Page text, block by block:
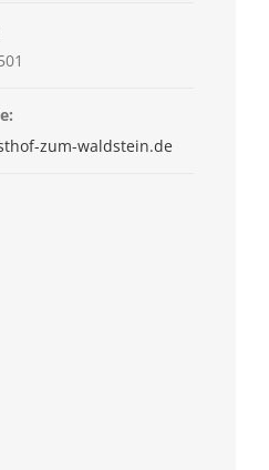
zum-waldstein.de